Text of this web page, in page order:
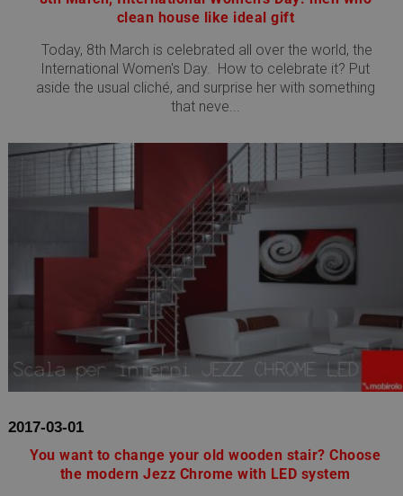
clean house like ideal gift
Today, 8th March is celebrated all over the world, the
International Women's Day. How to celebrate it? Put
aside the usual cliché, and surprise her with something
that neve...
2017-03-01
You want to change your old wooden stair? Choose
the modern Jezz Chrome with LED system